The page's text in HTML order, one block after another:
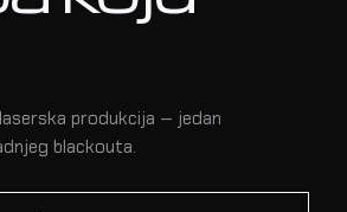
produkcija — jedan
blackouta.